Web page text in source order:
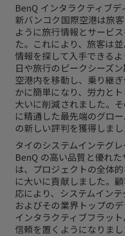
BenQ インタラクティブデ
新バンコク国際空港は旅
ように旅行情報とサービ
た。これにより、旅客は
情報を探して入手できる
日や旅行のピークシーズン
空港内を移動し、乗り継
かに簡単になり、労力と
大いに削減されました。
に精通した最先端のグロ
の新しい評判を獲得しまし
タイのシステムインテグレ
BenQ の高い品質と優れ
は、プロジェクトの全体
に大いに貢献しました。
応により、システムイン
およびその業界トップの
インタラクティブフラッ
信頼を置くようになりまし